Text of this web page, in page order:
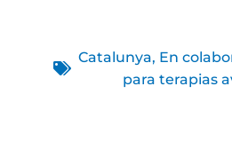
Catalunya, En
para terapias